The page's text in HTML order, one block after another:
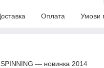
Оплата Умови
SPINNING ― новинка 2014